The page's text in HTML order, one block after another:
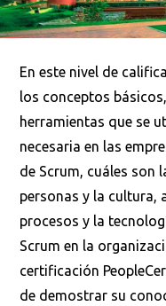
En este nivel de
los conceptos
herramientas que se
necesaria en las
de Scrum, cuáles son
personas y la cultura,
procesos y la
Scrum en la
certificación
de demostrar su